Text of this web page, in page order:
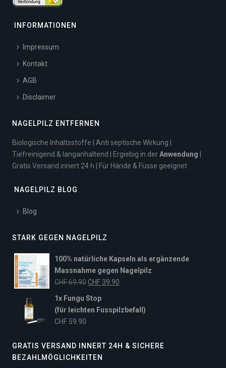
INFORMATIONEN
Impressum
Kontakt
AGB
Disclaimer
NAGELPILZ ENTFERNEN
Biologische Inhaltsstoffe | Anti septische Wirkung |
Tiefreinigend & langanhaltend | Ergiebig in derAnwendung
Gratis Versand innert 24 h | Für Hände & Füsse geeignet
NAGELPILZ BLOG
Blog
STARK GEGEN NAGELPILZ
100% natürliche Kapseln als ergänzende
Massnahme gegen Nagelpilz
CHF69.90 Ursprünglicher
war:
CHF 69.90
CHF 39.90
CHF 39.90.
1x Fungu Stop
(für leichten Fusspilzbefall)
CHF 59.90
GRATIS VERSAND INNERT 24H & SICHERE
BEZAHLMÖGLICHKEITEN